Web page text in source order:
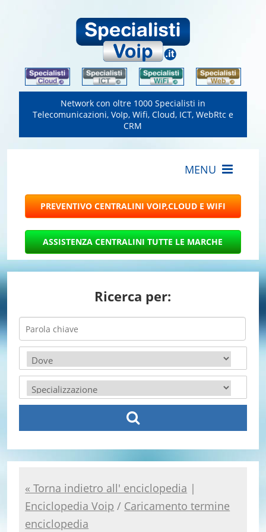
Network con oltre 1000 Specialisti in
Telecomunicazioni, VoIp, Wifi, Cloud, ICT, WebRtc e
CRM
Ricerca per:
« Torna indietro all' enciclopedia |
Enciclopedia Voip / Caricamento termine
enciclopedia